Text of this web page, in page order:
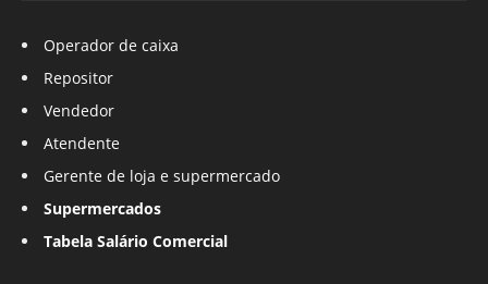
Operador de caixa
Repositor
Vendedor
Atendente
Gerente de loja e supermercado
Supermercados
Tabela Salário Comercial